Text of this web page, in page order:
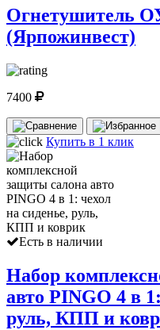
Огнетушитель
(Ярпожинвест)
7400
Купить в 1 клик
Есть в наличии
Набор
авто PINGO 4 в
руль, КПП и